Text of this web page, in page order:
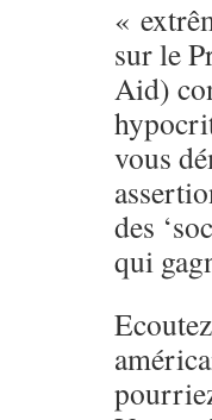
«
sur le
Aid)
vous
des
qui